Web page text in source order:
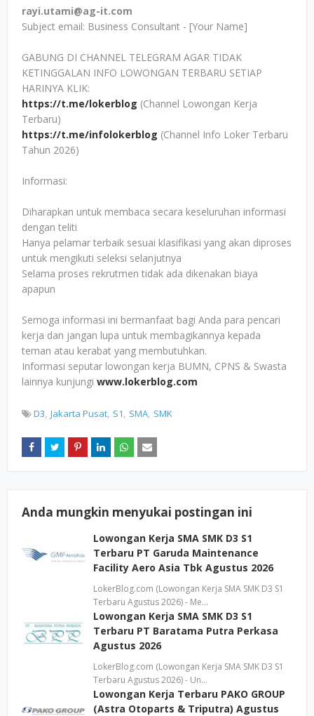
rayi.utami@ag-it.com
Subject email: Business Consultant - [Your Name]
GABUNG DI CHANNEL TELEGRAM AGAR TIDAK
KETINGGALAN INFO LOWONGAN TERBARU SETIAP
HARINYA KLIK:
https://t.me/lokerblog (Channel Lowongan Kerja
Terbaru)
https://t.me/infolokerblog (Channel Info Loker Terbaru
Tahun 2026)
Informasi:
Diharapkan untuk membaca secara keseluruhan informasi
dengan teliti
Hanya pelamar terbaik sesuai klasifikasi yang akan diproses
untuk mengikuti seleksi selanjutnya
Selama proses rekrutmen tidak ada dikenakan biaya
apapun
Semoga informasi ini bermanfaat bagi Anda para pencari
kerja dan jangan lupa untuk membagikannya kepada
teman atau kerabat yang membutuhkan.
Informasi seputar lowongan kerja BUMN, CPNS & Swasta
lainnya kunjungi www.lokerblog.com
D3 Jakarta Pusat S1 SMA SMK
Anda mungkin menyukai postingan ini
Lowongan Kerja SMA SMK D3 S1
Terbaru PT Garuda Maintenance
Facility Aero Asia Tbk Agustus 2026
LokerBlog.com (Lowongan Kerja SMA SMK D3 S1
Terbaru Agustus 2026) - Me…
Lowongan Kerja SMA SMK D3 S1
Terbaru PT Baratama Putra Perkasa
Agustus 2026
LokerBlog.com (Lowongan Kerja SMA SMK D3 S1
Terbaru Agustus 2026) - Un…
Lowongan Kerja Terbaru PAKO GROUP
(Astra Otoparts & Triputra) Agustus